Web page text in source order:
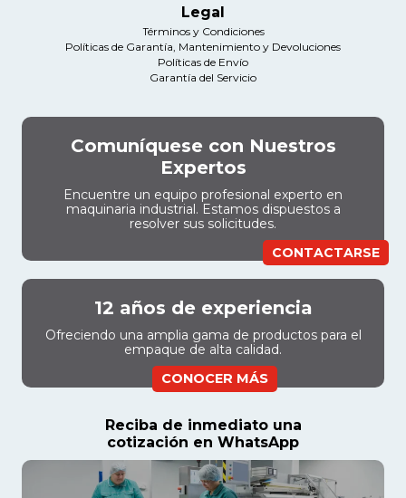
Legal
Términos y Condiciones
Políticas de Garantía, Mantenimiento y Devoluciones
Políticas de Envío
Garantía del Servicio
Comuníquese con Nuestros
Expertos
Encuentre un equipo profesional experto en
maquinaria industrial. Estamos dispuestos a
resolver sus solicitudes.
CONTACTARSE
12 años de experiencia
Ofreciendo una amplia gama de productos para el
empaque de alta calidad.
CONOCER MÁS
Reciba de inmediato una
cotización en WhatsApp